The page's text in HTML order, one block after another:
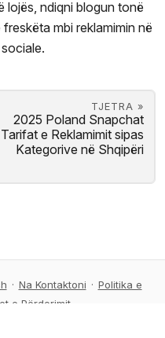
lojës, ndiqni blogun tonë
mbi reklamimin në
TJETRA »
2025 Poland Snapchat
Tarifat e Reklamimit sipas
Kategorive në Shqipëri
· Na Kontaktoni · Politika e
e Përdorimit